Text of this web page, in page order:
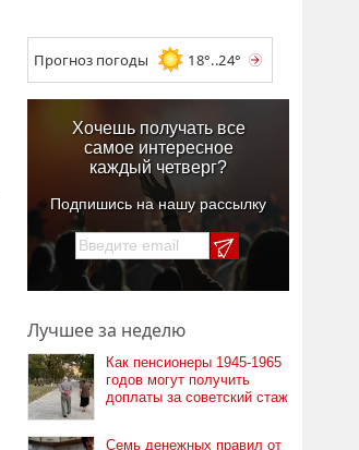
Прогноз погоды 18°..24°
Хочешь получать все
самое интересное
каждый четверг?
Подпишись на нашу рассылку
Лучшее за неделю
Как пенсионеры 1945-1965
годов могут получить
доплаты за советский стаж
Семь денежных правил от